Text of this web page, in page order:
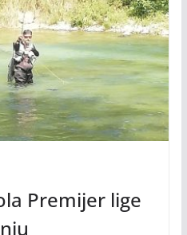
Premijer lige